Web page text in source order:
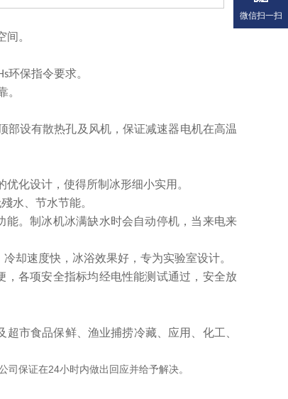
。
环保指令要求。
。
部设有散热孔及风机，保证减速器电机在高温
化设计，使得所制冰形细小实用。
水、节水节能。
能。制冰机冰满缺水时会自动停机，当来电来
却速度快，冰浴效果好，专为实验室设计。
，各项安全指标均经电性能测试通过，安全放
市食品保鲜、渔业捕捞冷藏、应用、化工、
司保证在24小时内做出回应并给予解决。
微信扫一扫